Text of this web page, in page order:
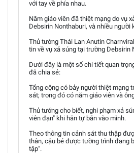
với tay về phía nhau.
Năm giáo viên đã thiệt mạng do vụ
Debsirin Nonthaburi, và nhiều người
Thủ tướng Thái Lan Anutin
tin về vụ xả súng tại trường Debsirin
Dưới đây là một số chi tiết quan
đã chia sẻ:
Tổng cộng có bảy người thiệt mạng
sát; trong đó có năm giáo viên và
Thủ tướng cho biết, nghi phạm xả
viên đạn" khi hắn tự bắn vào mình.
Theo thông tin cảnh sát thu thập
thân, cậu bé được tường trình đang
tập".